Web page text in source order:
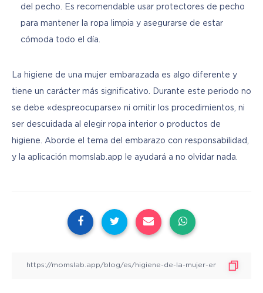
del pecho. Es recomendable usar protectores de pecho
para mantener la ropa limpia y asegurarse de estar
cómoda todo el día.
La higiene de una mujer embarazada es algo diferente y
tiene un carácter más significativo. Durante este periodo no
se debe «despreocuparse» ni omitir los procedimientos, ni
ser descuidada al elegir ropa interior o productos de
higiene. Aborde el tema del embarazo con responsabilidad,
y la aplicación momslab.app le ayudará a no olvidar nada.